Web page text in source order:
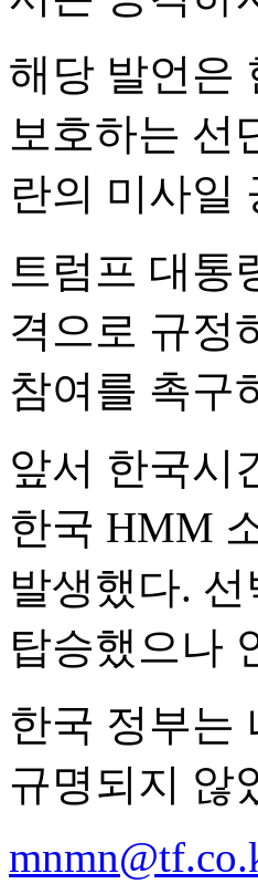
해당 발언은
보호하는 선
란의 미사일
트럼프 대통
격으로 규정
참여를 촉구
앞서 한국시
한국 HMM
발생했다.
탑승했으나
한국 정부는
규명되지 않